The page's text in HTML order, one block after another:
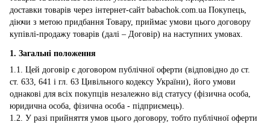
доставки товарів через інтернет-сайт babachok.com.ua Покупець,
діючи з метою придбання Товару, приймає умови цього договору
купівлі-продажу товарів (далі – Договір) на наступних умовах.
1. Загальні положення
1.1. Цей договір є договором публічної оферти (відповідно до ст.
ст. 633, 641 і гл. 63 Цивільного кодексу України), його умови
однакові для всіх покупців незалежно від статусу (фізична особа,
юридична особа, фізична особа - підприємець).
1.2. У разі прийняття умов цього договору, тобто публічної оферти